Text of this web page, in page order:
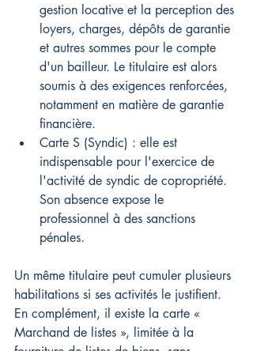
gestion locative et la perception des
loyers, charges, dépôts de garantie
et autres sommes pour le compte
d'un bailleur. Le titulaire est alors
soumis à des exigences renforcées,
notamment en matière de garantie
financière.
Carte S (Syndic) : elle est
indispensable pour l'exercice de
l'activité de syndic de copropriété.
Son absence expose le
professionnel à des sanctions
pénales.
Un même titulaire peut cumuler plusieurs
habilitations si ses activités le justifient.
En complément, il existe la carte «
Marchand de listes », limitée à la